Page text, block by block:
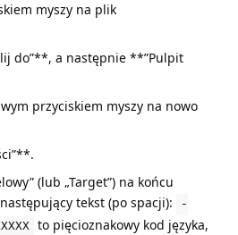
myszy na plik
do”**, a następnie **”Pulpit
przyciskiem myszy na nowo
(lub „Target”) na końcu
tekst (po spacji):
-
to pięcioznakowy kod języka,